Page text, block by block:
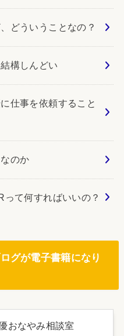
どういうことなの？
構しんどい
仕事を依頼すること
のか
て何すればいいの？
グが電子書籍になり
おなやみ相談室